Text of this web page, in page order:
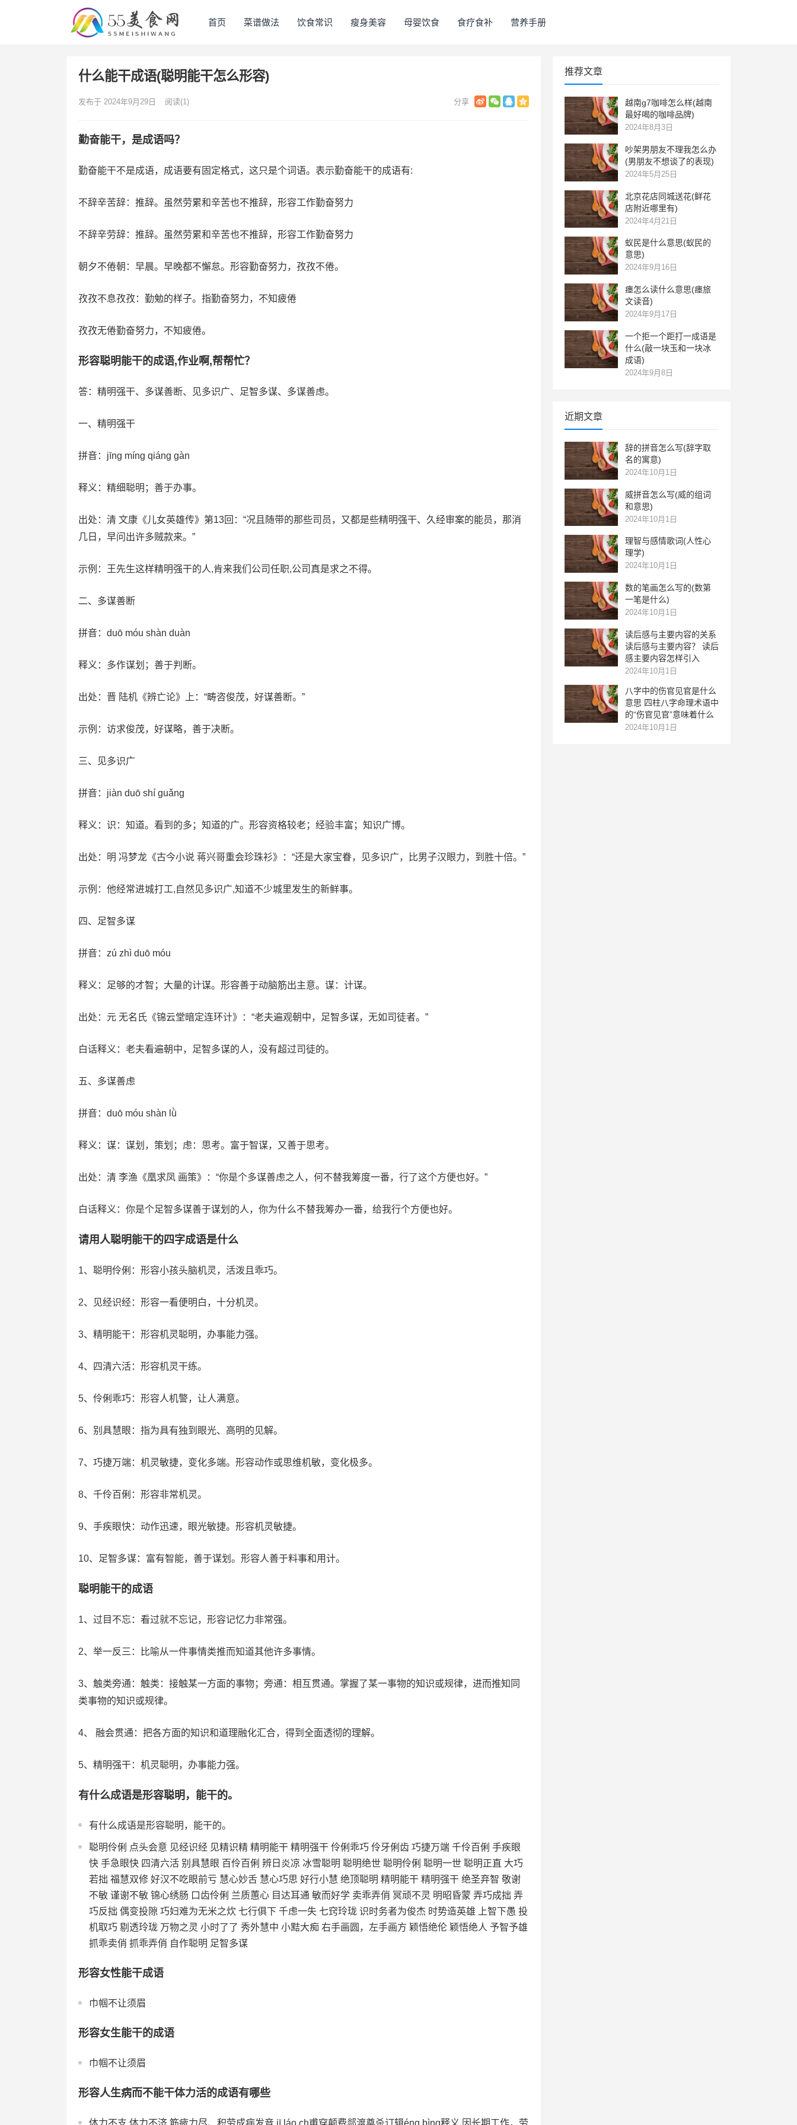
首页 菜谱做法 饮食常识 瘦身美容 母婴饮食 食疗食补 营养手册
什么能干成语(聪明能干怎么形容)
发布于 2024年9月29日 阅读(1)
勤奋能干，是成语吗？
勤奋能干不是成语，成语要有固定格式，这只是个词语。表示勤奋能干的成语有:
不辞辛苦辞：推辞。虽然劳累和辛苦也不推辞，形容工作勤奋努力
不辞辛劳辞：推辞。虽然劳累和辛苦也不推辞，形容工作勤奋努力
朝夕不倦朝：早晨。早晚都不懈怠。形容勤奋努力，孜孜不倦。
孜孜不息孜孜：勤勉的样子。指勤奋努力，不知疲倦
孜孜无倦勤奋努力，不知疲倦。
形容聪明能干的成语,作业啊,帮帮忙？
答：精明强干、多谋善断、见多识广、足智多谋、多谋善虑。
一、精明强干
拼音：jīng míng qiáng gàn
释义：精细聪明；善于办事。
出处：清 文康《儿女英雄传》第13回：“况且随带的那些司员，又都是些精明强干、久经审案的能员，那消
几日，早问出许多贼款来。”
示例：王先生这样精明强干的人,肯来我们公司任职,公司真是求之不得。
二、多谋善断
拼音：duō móu shàn duàn
释义：多作谋划；善于判断。
出处：晋 陆机《辨亡论》上：“畴咨俊茂，好谋善断。”
示例：访求俊茂，好谋略，善于决断。
三、见多识广
拼音：jiàn duō shí guǎng
释义：识：知道。看到的多；知道的广。形容资格较老；经验丰富；知识广博。
出处：明 冯梦龙《古今小说 蒋兴哥重会珍珠衫》：“还是大家宝眷，见多识广，比男子汉眼力，到胜十倍。”
示例：他经常进城打工,自然见多识广,知道不少城里发生的新鲜事。
四、足智多谋
拼音：zú zhì duō móu
释义：足够的才智；大量的计谋。形容善于动脑筋出主意。谋：计谋。
出处：元 无名氏《锦云堂暗定连环计》：“老夫遍观朝中，足智多谋，无如司徒者。”
白话释义：老夫看遍朝中，足智多谋的人，没有超过司徒的。
五、多谋善虑
拼音：duō móu shàn lǜ
释义：谋：谋划，策划；虑：思考。富于智谋，又善于思考。
出处：清 李渔《凰求凤 画策》：“你是个多谋善虑之人，何不替我筹度一番，行了这个方便也好。”
白话释义：你是个足智多谋善于谋划的人，你为什么不替我筹办一番，给我行个方便也好。
请用人聪明能干的四字成语是什么
1、聪明伶俐：形容小孩头脑机灵，活泼且乖巧。
2、见经识经：形容一看便明白，十分机灵。
3、精明能干：形容机灵聪明，办事能力强。
4、四清六活：形容机灵干练。
5、伶俐乖巧：形容人机警，让人满意。
6、别具慧眼：指为具有独到眼光、高明的见解。
7、巧捷万端：机灵敏捷，变化多端。形容动作或思维机敏，变化极多。
8、千伶百俐：形容非常机灵。
9、手疾眼快：动作迅速，眼光敏捷。形容机灵敏捷。
10、足智多谋：富有智能，善于谋划。形容人善于料事和用计。
聪明能干的成语
1、过目不忘：看过就不忘记，形容记忆力非常强。
2、举一反三：比喻从一件事情类推而知道其他许多事情。
3、触类旁通：触类：接触某一方面的事物；旁通：相互贯通。掌握了某一事物的知识或规律，进而推知同
类事物的知识或规律。
4、 融会贯通：把各方面的知识和道理融化汇合，得到全面透彻的理解。
5、精明强干：机灵聪明，办事能力强。
有什么成语是形容聪明，能干的。
有什么成语是形容聪明，能干的。
聪明伶俐 点头会意 见经识经 见精识精 精明能干 精明强干 伶俐乖巧 伶牙俐齿 巧捷万端 千伶百俐 手疾眼
快 手急眼快 四清六活 别具慧眼 百伶百俐 辨日炎凉 冰雪聪明 聪明绝世 聪明伶俐 聪明一世 聪明正直 大巧
若拙 福慧双修 好汉不吃眼前亏 慧心妙舌 慧心巧思 好行小慧 绝顶聪明 精明能干 精明强干 绝圣弃智 敬谢
不敏 谨谢不敏 锦心绣肠 口齿伶俐 兰质蕙心 目达耳通 敏而好学 卖乖弄俏 冥顽不灵 明昭昏蒙 弄巧成拙 弄
巧反拙 偶变投隙 巧妇难为无米之炊 七行俱下 千虑一失 七窍玲珑 识时务者为俊杰 时势造英雄 上智下愚 投
机取巧 剔透玲珑 万物之灵 小时了了 秀外慧中 小黠大痴 右手画圆，左手画方 颖悟绝伦 颖悟绝人 予智予雄
抓乖卖俏 抓乖弄俏 自作聪明 足智多谋
形容女性能干成语
巾帼不让须眉
形容女生能干的成语
巾帼不让须眉
形容人生病而不能干体力活的成语有哪些
体力不支 体力不济 筋疲力尽、积劳成病发音 jī láo ch甫穿颠费郯渡奠杀订辑éng bìng释义 因长期工作，劳
推荐文章
越南g7咖啡怎么样(越南
最好喝的咖啡品牌)
2024年8月3日
吵架男朋友不理我怎么办
(男朋友不想谈了的表现)
2024年5月25日
北京花店同城送花(鲜花
店附近哪里有)
2024年4月21日
蚁民是什么意思(蚁民的
意思)
2024年9月16日
瘗怎么读什么意思(瘗旅
文读音)
2024年9月17日
一个拒一个距打一成语是
什么(敲一块玉和一块冰
成语)
2024年9月8日
近期文章
辞的拼音怎么写(辞字取
名的寓意)
2024年10月1日
威拼音怎么写(威的组词
和意思)
2024年10月1日
理智与感情歌词(人性心
理学)
2024年10月1日
数的笔画怎么写的(数第
一笔是什么)
2024年10月1日
读后感与主要内容的关系
读后感与主要内容？ 读后
感主要内容怎样引入
2024年10月1日
八字中的伤官见官是什么
意思 四柱八字命理术语中
的“伤官见官”意味着什么
2024年10月1日